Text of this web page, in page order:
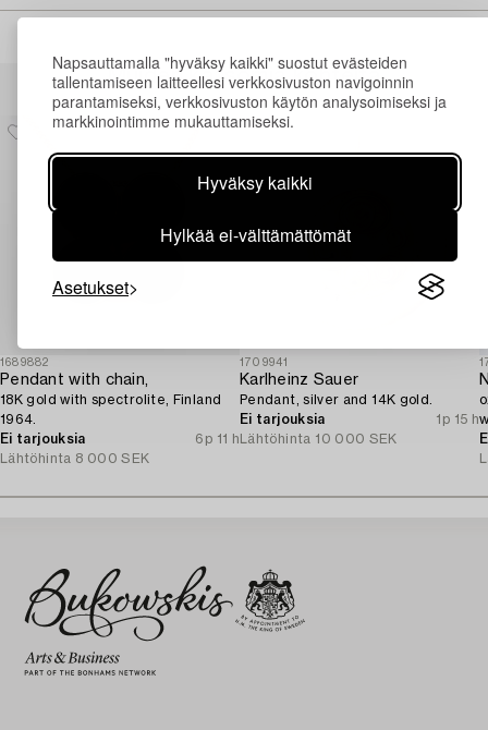
Napsauttamalla "hyväksy kaikki" suostut evästeiden
tallentamiseen laitteellesi verkkosivuston navigoinnin
parantamiseksi, verkkosivuston käytön analysoimiseksi ja
markkinointimme mukauttamiseksi.
Hyväksy kaikki
Hylkää ei-välttämättömät
Asetukset
Muiden katsomia kohteita
1689882
Pendant with chain,
18K gold with spectrolite, Finland
1964.
Ei tarjouksia
6p 11 h
Lähtöhinta 8 000 SEK
1709941
Karlheinz Sauer
Pendant, silver and 14K gold.
Ei tarjouksia
1p 15 h
Lähtöhinta 10 000 SEK